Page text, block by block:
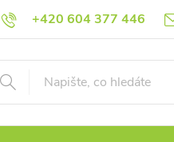
+420 604 377 446
Hodnocení obchodu Obchodní